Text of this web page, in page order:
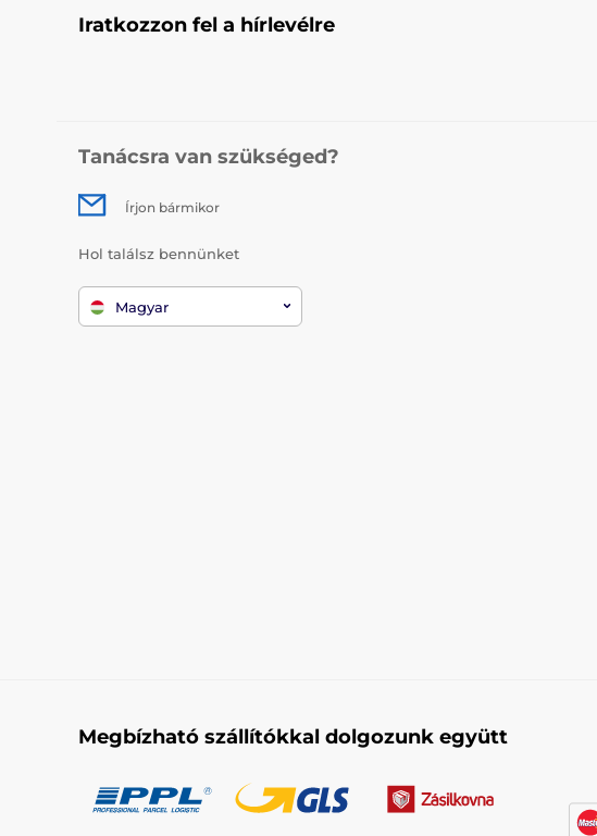
Iratkozzon fel a hírlevélre
Tanácsra van szükséged?
Írjon bármikor
Hol találsz bennünket
Magyar
Megbízható szállítókkal dolgozunk együtt